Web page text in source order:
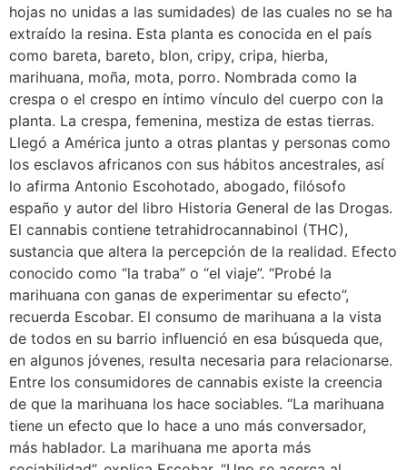
hojas no unidas a las sumidades) de las cuales no se ha
extraído la resina. Esta planta es conocida en el país
como bareta, bareto, blon, cripy, cripa, hierba,
marihuana, moña, mota, porro. Nombrada como la
crespa o el crespo en íntimo vínculo del cuerpo con la
planta. La crespa, femenina, mestiza de estas tierras.
Llegó a América junto a otras plantas y personas como
los esclavos africanos con sus hábitos ancestrales, así
lo afirma Antonio Escohotado, abogado, filósofo
españo y autor del libro Historia General de las Drogas.
El cannabis contiene tetrahidrocannabinol (THC),
sustancia que altera la percepción de la realidad. Efecto
conocido como “la traba” o “el viaje”. “Probé la
marihuana con ganas de experimentar su efecto”,
recuerda Escobar. El consumo de marihuana a la vista
de todos en su barrio influenció en esa búsqueda que,
en algunos jóvenes, resulta necesaria para relacionarse.
Entre los consumidores de cannabis existe la creencia
de que la marihuana los hace sociables. “La marihuana
tiene un efecto que lo hace a uno más conversador,
más hablador. La marihuana me aporta más